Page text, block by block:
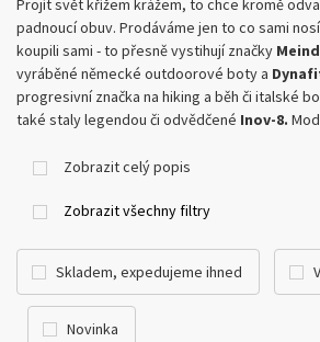
Projít svět křížem krážem, to chce kromě
padnoucí obuv. Prodáváme jen to co sami
koupili sami - to přesně vystihují značky
vyráběné německé outdoorové boty a
progresivní značka na hiking a běh či italské
také staly legendou či odvědčené Inov-8.
Najděte si tu správnou cestu za
Zobrazit celý popis
Zobrazit všechny filtry
Skladem, expedujeme ihned
Novinka